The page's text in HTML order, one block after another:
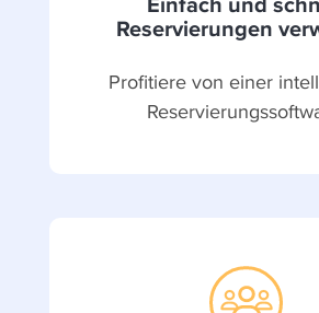
Reservierungen
Profitiere von einer